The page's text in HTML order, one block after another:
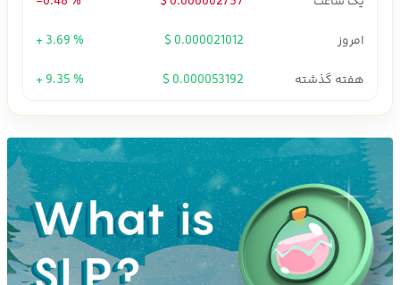
امروز
0.000021012 $
+ 3.69 %
هفته گذشته
0.000053192 $
+ 9.35 %